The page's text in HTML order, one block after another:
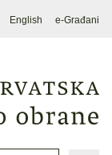
English e-Građani